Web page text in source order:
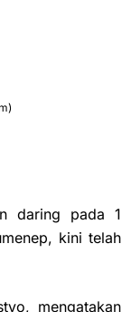
daring pada 1
kini telah
mengatakan